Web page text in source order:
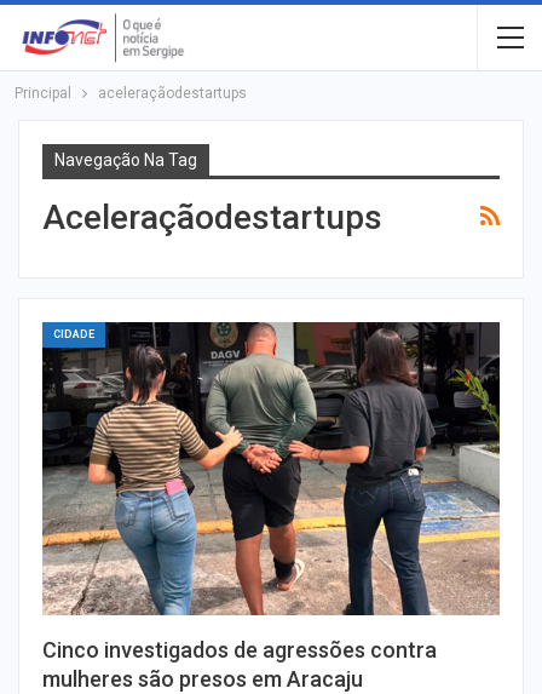
Principal aceleraçãodestartups
Navegação Na Tag
Aceleraçãodestartups
CIDADE
Cinco investigados de agressões contra
mulheres são presos em Aracaju